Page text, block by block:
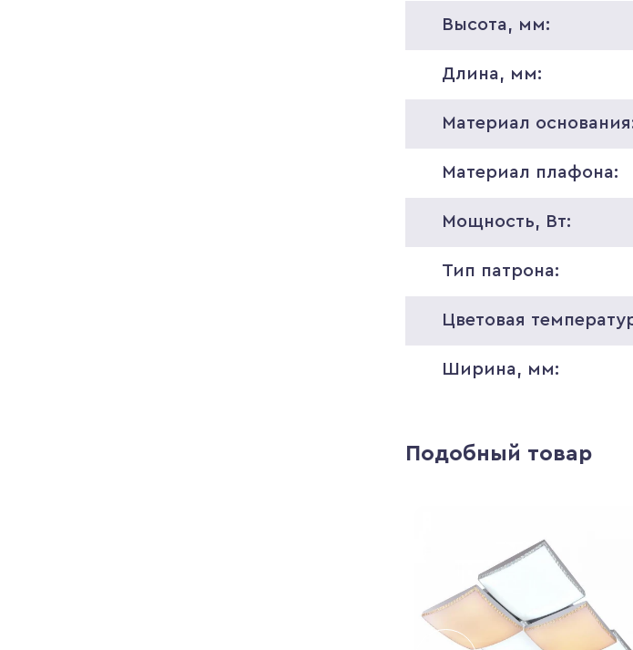
Высота, мм:
Длина, мм:
Материал
Материал плафона:
Мощность, Вт:
Тип патрона:
Цветовая
Ширина, мм:
Подобный товар